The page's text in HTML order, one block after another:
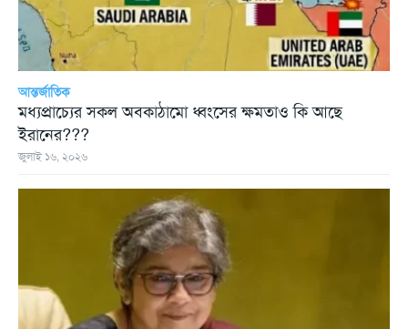
আন্তর্জাতিক
মধ্যপ্রাচ্যের সকল অবকাঠামো ধ্বংসের ক্ষমতাও কি আছে
ইরানের???
জুলাই ১৬, ২০২৬